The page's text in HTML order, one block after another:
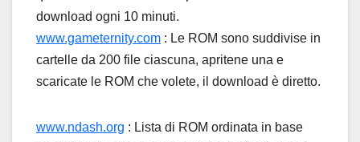
download ogni 10 minuti.
www.gameternity.com : Le ROM sono suddivise in
cartelle da 200 file ciascuna, apritene una e
scaricate le ROM che volete, il download è diretto.
www.ndash.org : Lista di ROM ordinata in base